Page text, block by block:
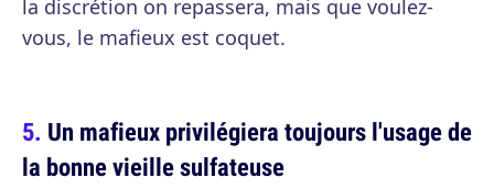
la discrétion on repassera, mais que voulez-
vous, le mafieux est coquet.
Un mafieux privilégiera toujours l'usage de
la bonne vieille sulfateuse